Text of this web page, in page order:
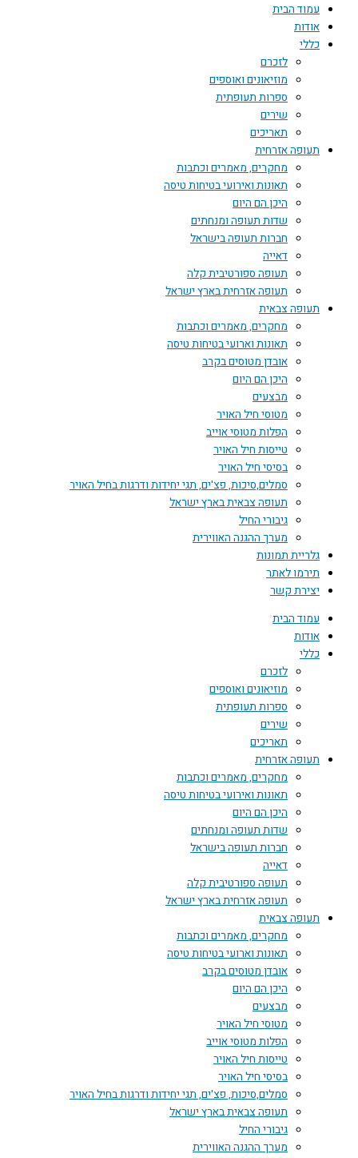
עמוד הבית
אודות
כללי
לזכרם
מוזיאונים ואוספים
ספרות תעופתית
שירים
תאריכים
תעופה אזרחית
מחקרים, מאמרים וכתבות
תאונות ואירועי בטיחות טיסה
היכן הם היום
שדות תעופה ומנחתים
חברות תעופה בישראל
דאייה
תעופה ספורטיבית קלה
תעופה אזרחית בארץ ישראל
תעופה צבאית
מחקרים, מאמרים וכתבות
תאונות וארועי בטיחות טיסה
אובדן מטוסים בקרב
היכן הם היום
מבצעים
מטוסי חיל האויר
הפלות מטוסי אוייב
טייסות חיל האויר
בסיסי חיל האויר
סמלים,סיכות, פצ'ים, תגי יחידות ודרגות בחיל האויר
תעופה צבאית בארץ ישראל
גיבורי החיל
מערך ההגנה האווירית
גלריית תמונות
תירמו לאתר
יצירת קשר
עמוד הבית
אודות
כללי
לזכרם
מוזיאונים ואוספים
ספרות תעופתית
שירים
תאריכים
תעופה אזרחית
מחקרים, מאמרים וכתבות
תאונות ואירועי בטיחות טיסה
היכן הם היום
שדות תעופה ומנחתים
חברות תעופה בישראל
דאייה
תעופה ספורטיבית קלה
תעופה אזרחית בארץ ישראל
תעופה צבאית
מחקרים, מאמרים וכתבות
תאונות וארועי בטיחות טיסה
אובדן מטוסים בקרב
היכן הם היום
מבצעים
מטוסי חיל האויר
הפלות מטוסי אוייב
טייסות חיל האויר
בסיסי חיל האויר
סמלים,סיכות, פצ'ים, תגי יחידות ודרגות בחיל האויר
תעופה צבאית בארץ ישראל
גיבורי החיל
מערך ההגנה האווירית